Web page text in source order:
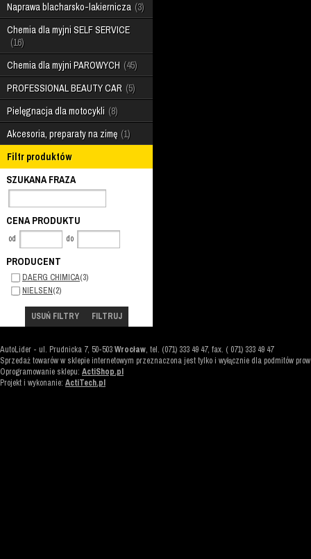
Naprawa blacharsko-lakiernicza 3
Chemia dla myjni SELF SERVICE
16
Chemia dla myjni PAROWYCH 45
PROFESSIONAL BEAUTY CAR 5
Pielęgnacja dla motocykli 8
Akcesoria, preparaty na zimę 1
Filtr produktów
SZUKANA FRAZA
CENA PRODUKTU
od do
PRODUCENT
DAERG CHIMICA(3)
NIELSEN(2)
USUŃ FILTRY FILTRUJ
AutoLider - ul. Prudnicka 7, 50-503Wrocław, tel. (071) 333 49 47, fax. ( 071) 333 49 47
Sprzedaż towarów w sklepie internetowym przeznaczona jest tylko i wyłącznie dla podmitów
Oprogramowanie sklepu: ActiShop.pl
Projekt i wykonanie: ActiTech.pl